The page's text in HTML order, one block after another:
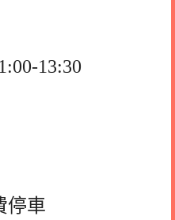
13:30
停車